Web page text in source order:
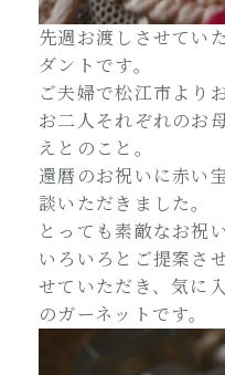
先週お渡しさせてい
ダントです。
ご夫婦で松江市より
お二人それぞれのお
えとのこと。
還暦のお祝いに赤い
談いただきました。
とっても素敵なお祝
いろいろとご提案さ
せていただき、気に
のガーネットです。